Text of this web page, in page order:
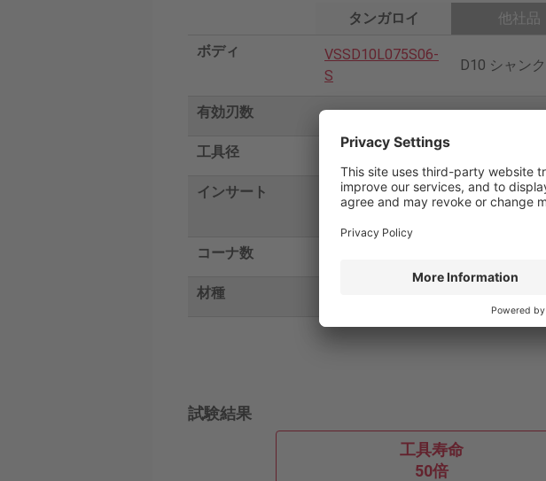
タンガロイ
他社品
ボディ
VSSD10L075S06-
S
D10 シャンク
有効刃数 2 2
工具径
インサート
VDS100A45-02S0
面取りヘッド
コーナ数
材種
試験結果
工具寿命
50倍